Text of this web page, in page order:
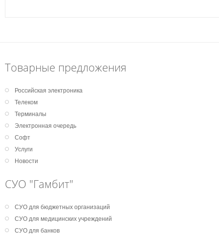
Товарные предложения
Российская электроника
Телеком
Терминалы
Электронная очередь
Софт
Услуги
Новости
СУО "Гамбит"
СУО для бюджетных организаций
СУО для медицинских учреждений
СУО для банков